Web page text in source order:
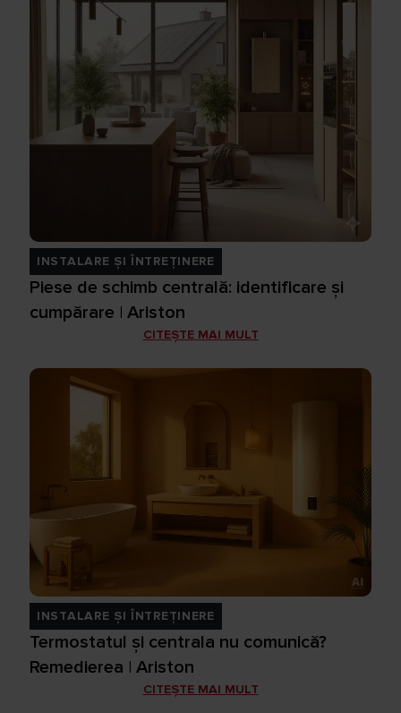
INSTALARE ȘI ÎNTREȚINERE
Piese de schimb centrală: identificare și
cumpărare | Ariston
CITEȘTE MAI MULT
INSTALARE ȘI ÎNTREȚINERE
Termostatul și centrala nu comunică?
Remedierea | Ariston
CITEȘTE MAI MULT